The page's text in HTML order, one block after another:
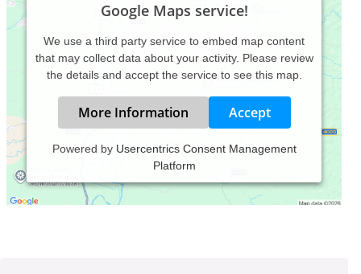
Google Maps service!
We use a third party service to embed map content
that may collect data about your activity. Please review
the details and accept the service to see this map.
More Information Accept
Powered by Usercentrics Consent Management
Platform
Verantwortlich für den Inhalt des Eintrages ist: Charlotte
Willenberg